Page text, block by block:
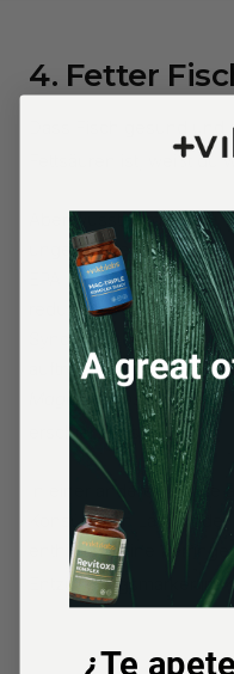
4. Fetter
Dass Fisch gesund und
ist, weißt du
Aber wusstest du
ungesättigten
EPA
reduzieren könnten, die
Syndroms, Diabetes
auftreten? Das
Magazin Prostaglandins
erschienen ist.[10]
In einer anderen Studie
Konsum von Lachs oder
enthielten, eine
Entzündungsmarker im
¿Te